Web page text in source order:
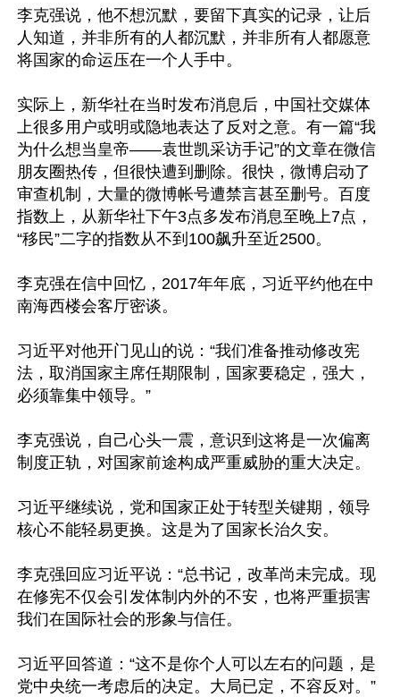
李克强说，他不想沉默，要留下真实的记录，让后
人知道，并非所有的人都沉默，并非所有人都愿意
将国家的命运压在一个人手中。
实际上，新华社在当时发布消息后，中国社交媒体
上很多用户或明或隐地表达了反对之意。有一篇“我
为什么想当皇帝——袁世凯采访手记”的文章在微信
朋友圈热传，但很快遭到删除。很快，微博启动了
审查机制，大量的微博帐号遭禁言甚至删号。百度
指数上，从新华社下午3点多发布消息至晚上7点，
“移民”二字的指数从不到100飙升至近2500。
李克强在信中回忆，2017年年底，习近平约他在中
南海西楼会客厅密谈。
习近平对他开门见山的说：“我们准备推动修改宪
法，取消国家主席任期限制，国家要稳定，强大，
必须靠集中领导。”
李克强说，自己心头一震，意识到这将是一次偏离
制度正轨，对国家前途构成严重威胁的重大决定。
习近平继续说，党和国家正处于转型关键期，领导
核心不能轻易更换。这是为了国家长治久安。
李克强回应习近平说：“总书记，改革尚未完成。现
在修宪不仅会引发体制内外的不安，也将严重损害
我们在国际社会的形象与信任。
习近平回答道：“这不是你个人可以左右的问题，是
党中央统一考虑后的决定。大局已定，不容反对。”